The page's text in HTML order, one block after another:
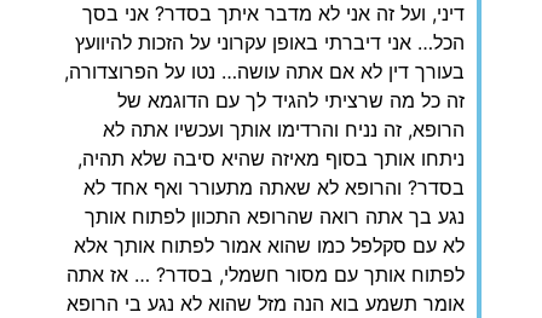
דיני, ועל זה אני לא מדבר איתך בסדר? אני בסך
הכל… אני דיברתי באופן עקרוני על הזכות להיוועץ
בעורך דין לא אם אתה עושה… נטו על הפרוצדורה,
זה כל מה שרציתי להגיד לך עם הדוגמא של
הרופא, זה נניח והרדימו אותך ועכשיו אתה לא
ניתחו אותך בסוף מאיזה שהיא סיבה שלא תהיה,
בסדר? והרופא לא שאתה מתעורר ואף אחד לא
נגע בך אתה רואה שהרופא התכוון לפתוח אותך
לא עם סקלפל כמו שהוא אמור לפתוח אותך אלא
לפתוח אותך עם מסור חשמלי, בסדר? … אז אתה
אומר תשמע בוא הנה מזל שהוא לא נגע בי הרופא